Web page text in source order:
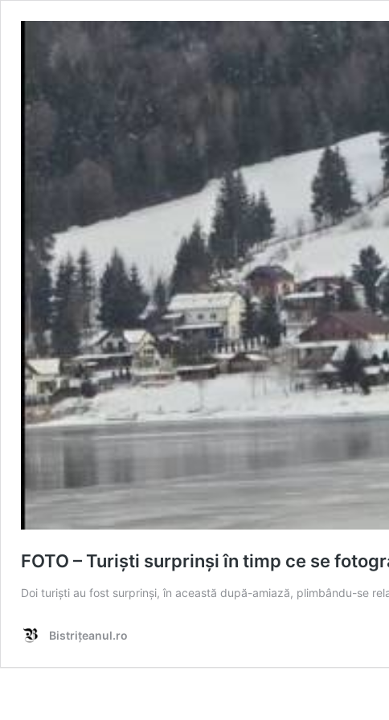
FOTO – Turiști surprinși în timp ce se
Doi turiști au fost surprinși, în această după-amiază, plimbându-se
Bistrițeanul.ro